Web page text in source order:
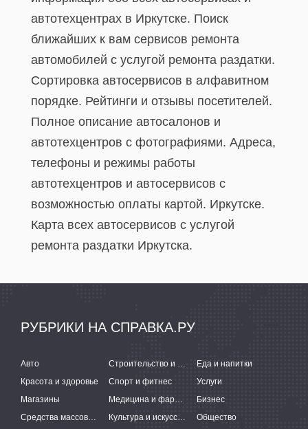
автотехцентрах в Иркутске. Поиск
ближайших к вам сервисов ремонта
автомобилей с услугой ремонта раздатки.
Сортировка автосервисов в алфавитном
порядке. Рейтинги и отзывы посетителей.
Полное описание автосалонов и
автотехцентров с фотографиями. Адреса,
телефоны и режимы работы
автотехцентров и автосервисов с
возможностью оплаты картой. Иркутске.
Карта всех автосервисов c услугой
ремонта раздатки Иркутска.
РУБРИКИ НА СПРАВКА.РУ
Авто Строительство и ремонт
Еда и напитки
Красота и здоровье
Спорт и фитнес
Услуги
Магазины
Медицина и фармацевтика
Бизнес
Средства массовой информации
Культура и искусство Общество